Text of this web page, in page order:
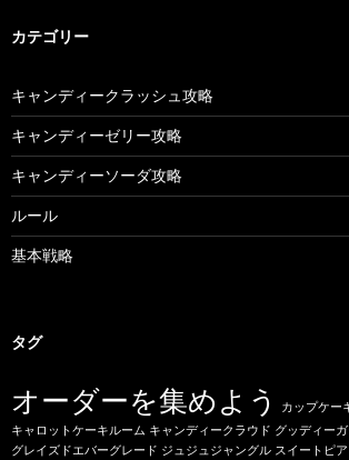
カテゴリー
キャンディークラッシュ攻略
キャンディーゼリー攻略
キャンディーソーダ攻略
ルール
基本戦略
タグ
オーダーを集めよう
カップケー
キャロットケーキルーム キャンディークラウド グッディー
グレイズドエバーグレード ジュジュジャングル スイートピア